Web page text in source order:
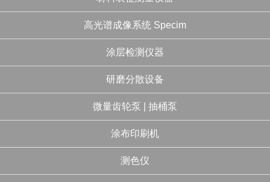
高光谱成像系统 Specim
涂层检测仪器
研磨分散设备
微量齿轮泵 | 抽桶泵
涂布印刷机
测色仪